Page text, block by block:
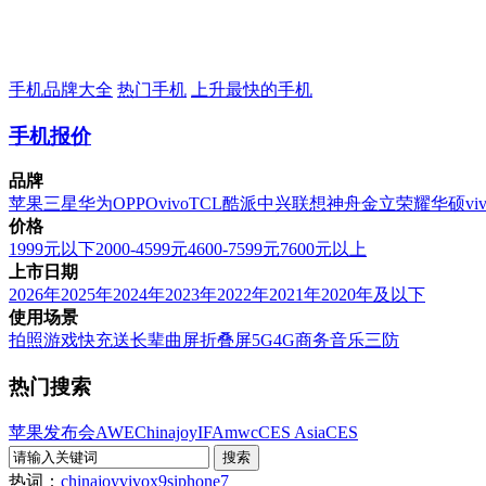
手机品牌大全 热门手机 上升最快的手机
手机报价
品牌
苹果三星华为OPPOvivoTCL酷派中兴联想神舟金立荣耀华硕
价格
1999元以下2000-4599元4600-7599元7600元以上
上市日期
2026年2025年2024年2023年2022年2021年2020年及以下
使用场景
拍照游戏快充送长辈曲屏折叠屏5G4G商务音乐三防
热门搜索
苹果发布会AWEChinajoyIFAmwcCES AsiaCES
热词： chinajoyvivox9siphone7